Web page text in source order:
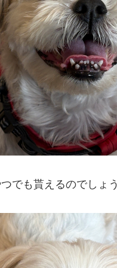
でも貰えるのでしょ